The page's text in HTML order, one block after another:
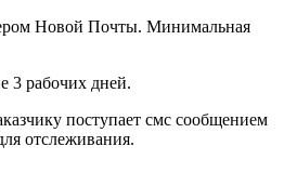
Новой Почты. Минимальная
3 рабочих дней.
поступает смс сообщением
отслеживания.